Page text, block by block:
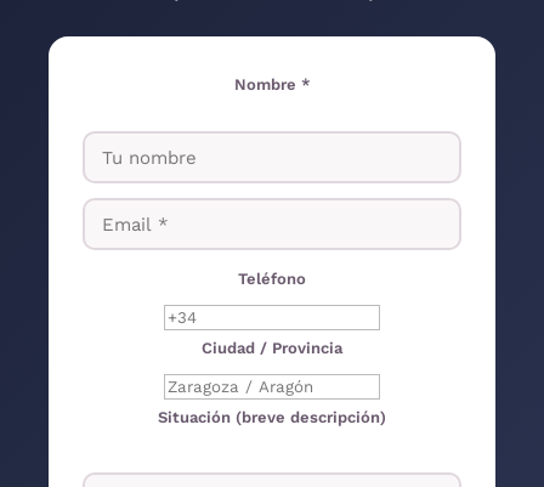
Nombre *
Teléfono
Ciudad / Provincia
Situación (breve descripción)